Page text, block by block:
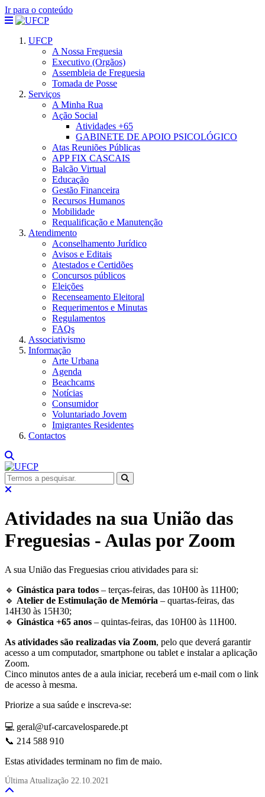
Ir para o conteúdo
UFCP
A Nossa Freguesia
Executivo (Orgãos)
Assembleia de Freguesia
Tomada de Posse
Serviços
A Minha Rua
Ação Social
Atividades +65
GABINETE DE APOIO PSICOLÓGICO
Atas Reuniões Públicas
APP FIX CASCAIS
Balcão Virtual
Educação
Gestão Financeira
Recursos Humanos
Mobilidade
Requalificação e Manutenção
Atendimento
Aconselhamento Jurídico
Avisos e Editais
Atestados e Certidões
Concursos públicos
Eleições
Recenseamento Eleitoral
Requerimentos e Minutas
Regulamentos
FAQs
Associativismo
Informação
Arte Urbana
Agenda
Beachcams
Notícias
Consumidor
Voluntariado Jovem
Imigrantes Residentes
Contactos
Atividades na sua União das
Freguesias - Aulas por Zoom
A sua União das Freguesias criou atividades para si:
🔹 Ginástica para todos – terças-feiras, das 10H00 às 11H00;
🔹 Atelier de Estimulação de Memória – quartas-feiras, das
14H30 às 15H30;
🔹 Ginástica +65 anos – quintas-feiras, das 10H00 às 11H00.
As atividades são realizadas via Zoom, pelo que deverá garantir
acesso a um computador, smartphone ou tablet e instalar a aplicação
Zoom.
Cinco minutos antes de a aula iniciar, receberá um e-mail com o link
de acesso à mesma.
Priorize a sua saúde e inscreva-se:
💻 geral@uf-carcavelosparede.pt
📞 214 588 910
Estas atividades terminam no fim de maio.
Última Atualização 22.10.2021